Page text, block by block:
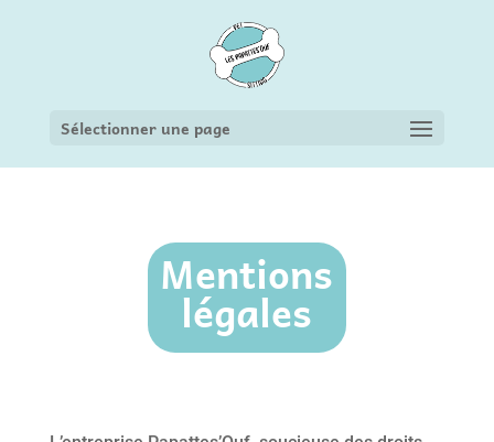
Sélectionner une page
Mentions
légales